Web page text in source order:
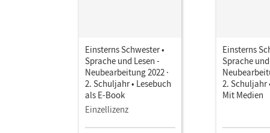
Einsterns Schwester •
Sprache und Lesen -
Neubearbeitung 2022 ·
2. Schuljahr • Lesebuch
als E-Book
Einzellizenz
Einsterns
Sprache
2. Schuljahr
Mit Medien